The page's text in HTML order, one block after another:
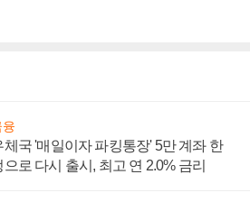
융
체국 '매일이자 파킹통장' 5만 계좌 한
으로 다시 출시, 최고 연 2.0% 금리